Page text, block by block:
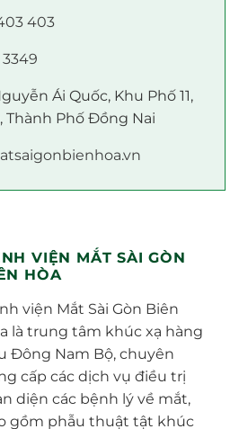
403
Ái Quốc, Khu Phố 11,
Thành Phố Đồng Nai
VIỆN MẮT SÀI GÒN
HÒA
viện Mắt Sài Gòn Biên
là trung tâm khúc xạ hàng
Đông Nam Bộ, chuyên
cấp các dịch vụ điều trị
diện các bệnh lý về mắt,
gồm phẫu thuật tật khúc